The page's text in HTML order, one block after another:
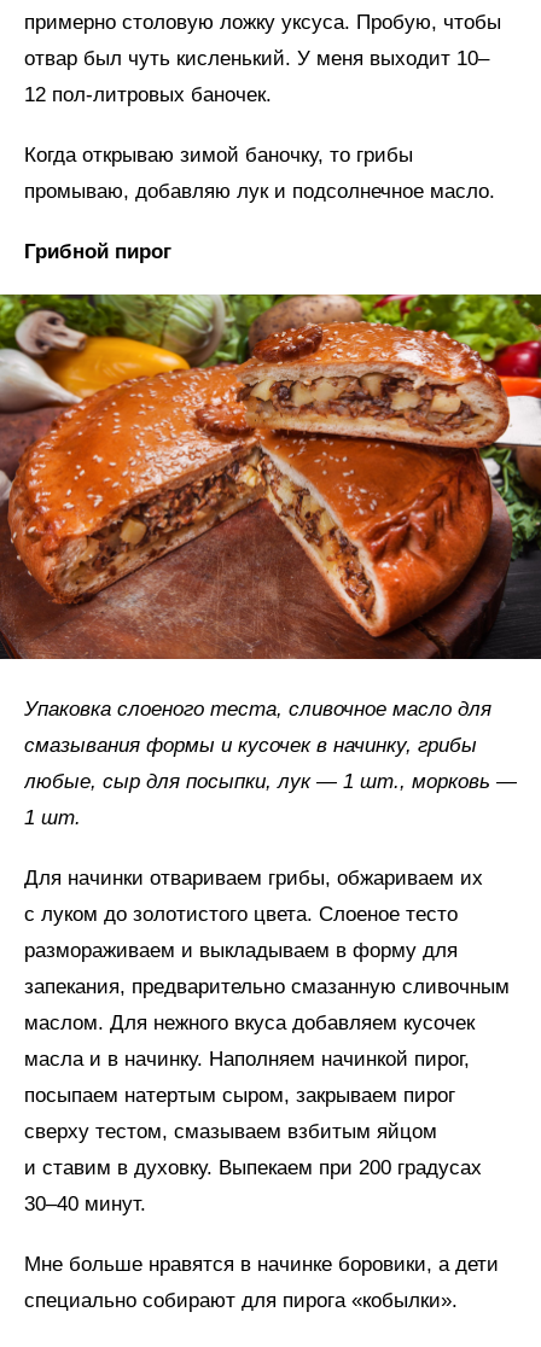
примерно столовую ложку уксуса. Пробую, чтобы
отвар был чуть кисленький. У меня выходит 10–
12 пол-литровых баночек.
Когда открываю зимой баночку, то грибы
промываю, добавляю лук и подсолнечное масло.
Грибной пирог
Упаковка слоеного теста, сливочное масло для
смазывания формы и кусочек в начинку, грибы
любые, сыр для посыпки, лук — 1 шт., морковь —
1 шт.
Для начинки отвариваем грибы, обжариваем их
с луком до золотистого цвета. Слоеное тесто
размораживаем и выкладываем в форму для
запекания, предварительно смазанную сливочным
маслом. Для нежного вкуса добавляем кусочек
масла и в начинку. Наполняем начинкой пирог,
посыпаем натертым сыром, закрываем пирог
сверху тестом, смазываем взбитым яйцом
и ставим в духовку. Выпекаем при 200 градусах
30–40 минут.
Мне больше нравятся в начинке боровики, а дети
специально собирают для пирога «кобылки».